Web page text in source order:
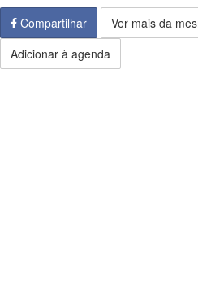
Compartilhar
Ver mais da
Adicionar à agenda